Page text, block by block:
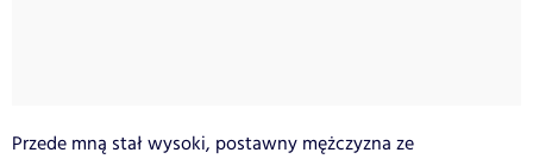
Przede mną stał wysoki, postawny mężczyzna ze